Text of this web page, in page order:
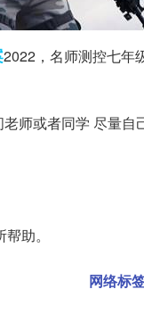
2022，名师测控七年
师或者同学 尽量自
助。
网络标